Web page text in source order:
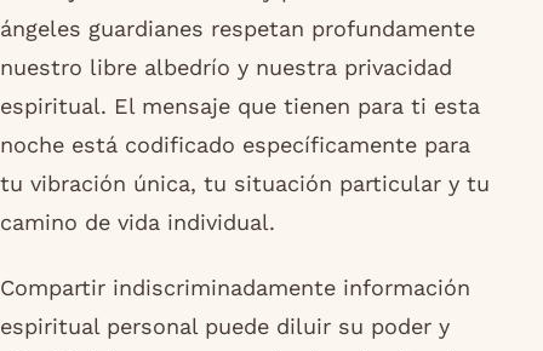
ángeles guardianes respetan profundamente
nuestro libre albedrío y nuestra privacidad
espiritual. El mensaje que tienen para ti esta
noche está codificado específicamente para
tu vibración única, tu situación particular y tu
camino de vida individual.
Compartir indiscriminadamente información
espiritual personal puede diluir su poder y